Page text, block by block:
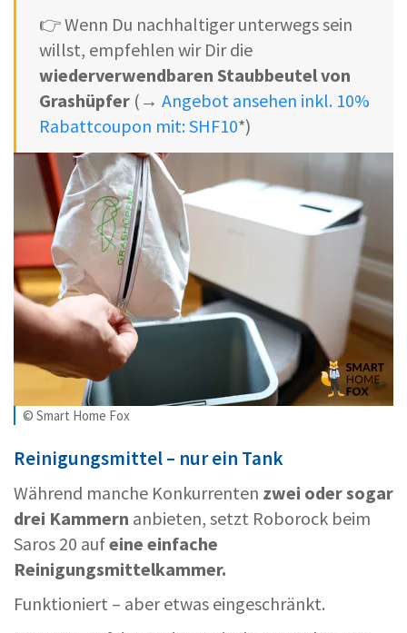
👉 Wenn Du nachhaltiger unterwegs sein
willst, empfehlen wir Dir die
wiederverwendbaren Staubbeutel von
Grashüpfer (→ Angebot ansehen inkl. 10%
Rabattcoupon mit: SHF10*)
© Smart Home Fox
Reinigungsmittel – nur ein Tank
Während manche Konkurrenten zwei oder sogar
drei Kammern anbieten, setzt Roborock beim
Saros 20 aufeine einfache
Reinigungsmittelkammer.
Funktioniert – aber etwas eingeschränkt.